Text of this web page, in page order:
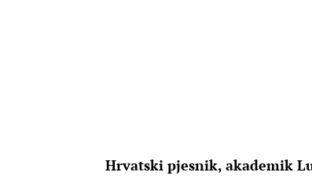
Hrvatski pjesnik, akademik